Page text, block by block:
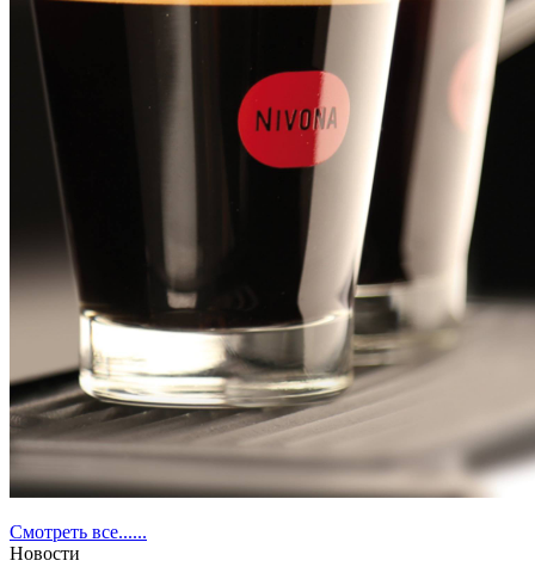
Смотреть все......
Новости